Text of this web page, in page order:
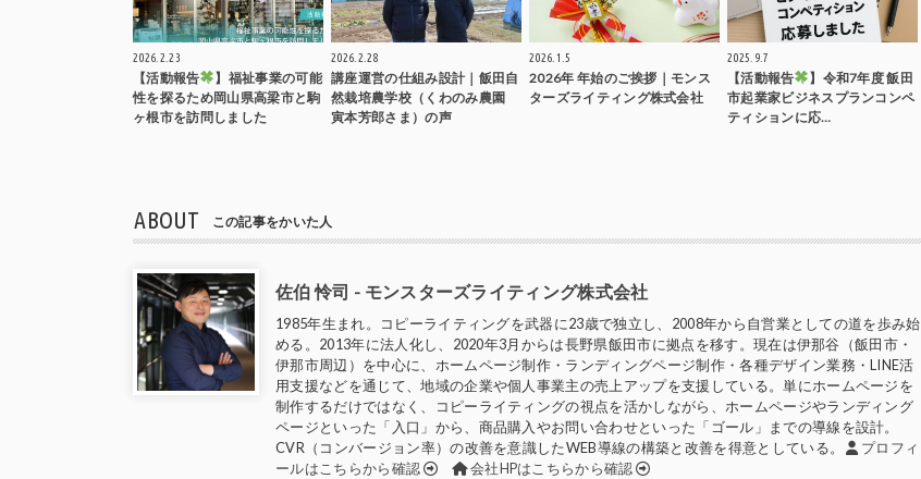
2026.2.23
【活動報告
】福祉事業の可能
性を探るため岡山県高梁市と駒
ヶ根市を訪問しました
2026.2.28
講座運営の仕組み設計｜飯田自
然栽培農学校（くわのみ農園
寅本芳郎さま）の声
2026.1.5
2026年 年始のご挨拶｜モンス
ターズライティング株式会社
2025.9.7
【活動報告
】令和7年度 飯田
市起業家ビジネスプランコンペ
ティションに応…
ABOUT この記事をかいた人
佐伯 怜司 - モンスターズライティング株式会社
1985年生まれ。コピーライティングを武器に23歳で独立し、2008年から自営業としての道を歩み始
める。2013年に法人化し、2020年3月からは長野県飯田市に拠点を移す。現在は伊那谷（飯田市・
伊那市周辺）を中心に、ホームページ制作・ランディングページ制作・各種デザイン業務・LINE活
用支援などを通じて、地域の企業や個人事業主の売上アップを支援している。単にホームページを
制作するだけではなく、コピーライティングの視点を活かしながら、ホームページやランディング
ページといった「入口」から、商品購入やお問い合わせといった「ゴール」までの導線を設計。
CVR（コンバージョン率）の改善を意識したWEB導線の構築と改善を得意としている。
プロフィ
ールはこちらから確認
会社HPはこちらから確認